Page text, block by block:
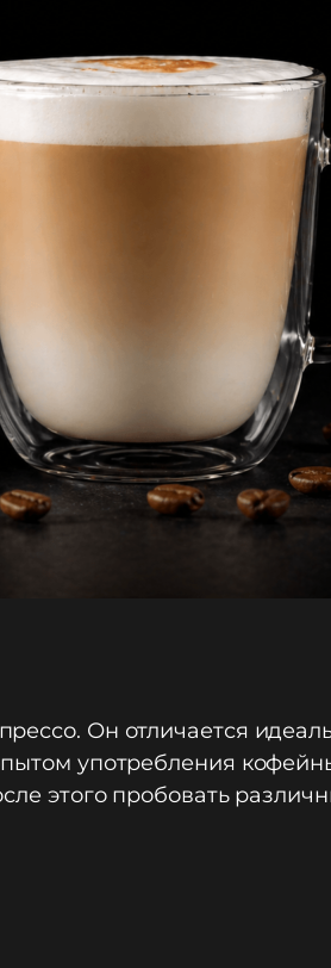
Он отличается
употребления
этого пробовать